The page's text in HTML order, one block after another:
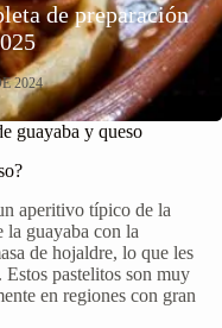
de preparación
2024
guayaba y queso
aperitivo típico de la
la guayaba con la
de hojaldre, lo que les
pastelitos son muy
en regiones con gran